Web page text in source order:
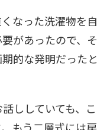
なった洗濯物を自
があったので、そ
的な発明だったと
ししていても、こ